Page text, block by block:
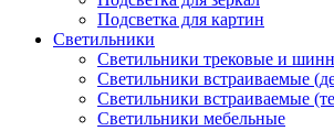
Подсветка для картин
Светильники
Светильники трековые и
Светильники встраиваемые
Светильники встраиваемые
Светильники мебельные